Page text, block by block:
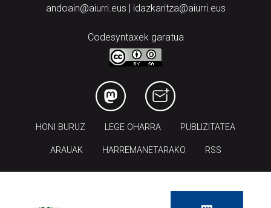
andoain@aiurri.eus | idazkaritza@aiurri.eus
Codesyntaxek garatua
HONI BURUZ LEGE OHARRA PUBLIZITATEA
ARAUAK HARREMANETARAKO RSS